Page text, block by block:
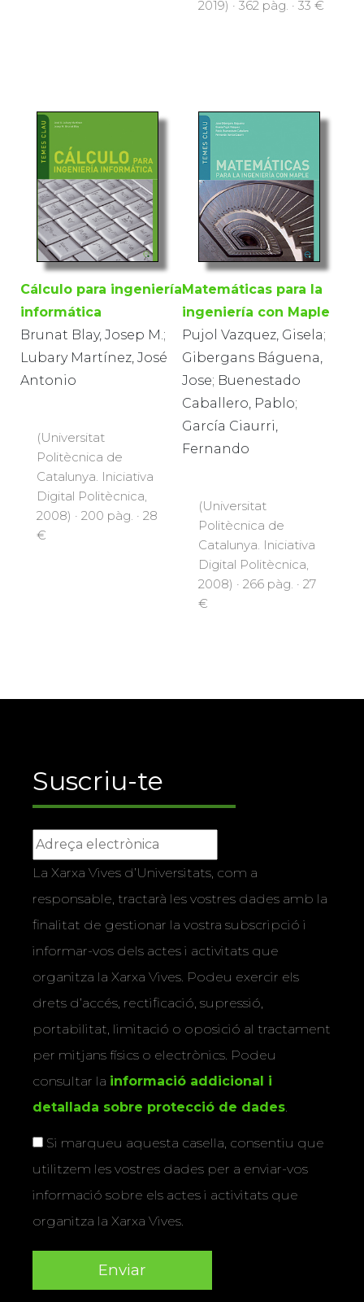
2019) · 362 pàg. · 33 €
Cálculo para ingeniería
informática
Brunat Blay, Josep M.;
Lubary Martínez, José
Antonio
(Universitat
Politècnica de
Catalunya. Iniciativa
Digital Politècnica,
2008) · 200 pàg. · 28
€
Matemáticas para la
ingeniería con Maple
Pujol Vazquez, Gisela;
Gibergans Báguena,
Jose; Buenestado
Caballero, Pablo;
García Ciaurri,
Fernando
(Universitat
Politècnica de
Catalunya. Iniciativa
Digital Politècnica,
2008) · 266 pàg. · 27
€
Suscriu-te
La Xarxa Vives d’Universitats, com a
responsable, tractarà les vostres dades amb la
finalitat de gestionar la vostra subscripció i
informar-vos dels actes i activitats que
organitza la Xarxa Vives. Podeu exercir els
drets d’accés, rectificació, supressió,
portabilitat, limitació o oposició al tractament
per mitjans físics o electrònics. Podeu
consultar la informació addicional i
detallada sobre protecció de dades.
Si marqueu aquesta casella, consentiu que
utilitzem les vostres dades per a enviar-vos
informació sobre els actes i activitats que
organitza la Xarxa Vives.